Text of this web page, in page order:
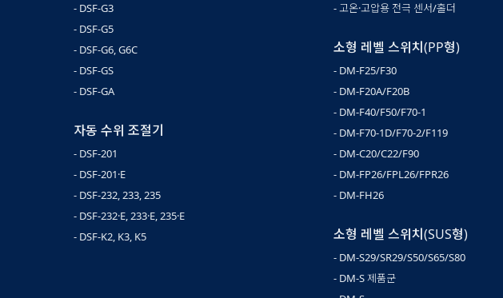
- DSF-G3
- DSF-G5
- DSF-G6, G6C
- DSF-GS
- DSF-GA
자동 수위 조절기
- DSF-201
- DSF-201·E
- DSF-232, 233, 235
- DSF-232·E, 233·E, 235·E
- DSF-K2, K3, K5
- 고온·고압용 전극 센서/홀더
소형 레벨 스위치(PP형)
- DM-F25/F30
- DM-F20A/F20B
- DM-F40/F50/F70-1
- DM-F70-1D/F70-2/F119
- DM-C20/C22/F90
- DM-FP26/FPL26/FPR26
- DM-FH26
소형 레벨 스위치(SUS형)
- DM-S29/SR29/S50/S65/S80
- DM-S 제품군